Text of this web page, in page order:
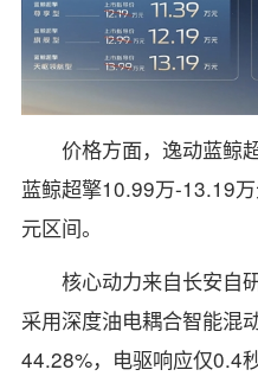
价格方面，逸动蓝鲸
蓝鲸超擎10.99万-13.19
元区间。
核心动力来自长安自
采用深度油电耦合智能混
44.28%，电驱响应仅0.4